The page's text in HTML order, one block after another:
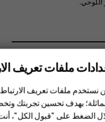
ملفات تعريف
نستخدم ملفات تعريف
بهدف تحسين تجربتك
الضغط على "قبول الكل"،